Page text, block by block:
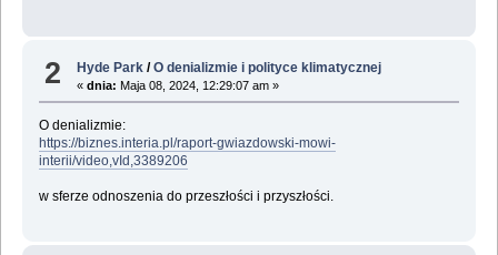
2 Hyde Park /O denializmie i polityce klimatycznej
«dnia: Maja 08, 2024, 12:29:07 am »
O denializmie:
https://biznes.interia.pl/raport-gwiazdowski-mowi-
interii/video,vId,3389206
w sferze odnoszenia do przeszłości i przyszłości.